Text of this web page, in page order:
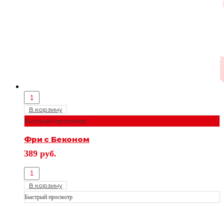
В корзину
Быстрый просмотр
Фри с Беконом
389 руб.
В корзину
Быстрый просмотр